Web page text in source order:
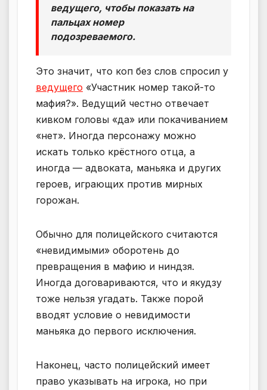
ведущего, чтобы показать на
пальцах номер
подозреваемого.
Это значит, что коп без слов спросил у
ведущего «Участник номер такой-то
мафия?». Ведущий честно отвечает
кивком головы «да» или покачиванием
«нет». Иногда персонажу можно
искать только крёстного отца, а
иногда — адвоката, маньяка и других
героев, играющих против мирных
горожан.
Обычно для полицейского считаются
«невидимыми» оборотень до
превращения в мафию и ниндзя.
Иногда договариваются, что и якудзу
тоже нельзя угадать. Также порой
вводят условие о невидимости
маньяка до первого исключения.
Наконец, часто полицейский имеет
право указывать на игрока, но при